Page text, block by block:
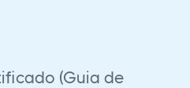
de turismo regional